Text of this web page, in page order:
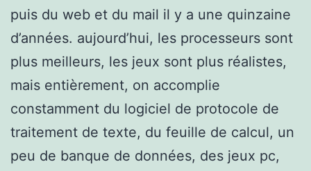
puis du web et du mail il y a une quinzaine
d’années. aujourd’hui, les processeurs sont
plus meilleurs, les jeux sont plus réalistes,
mais entièrement, on accomplie
constamment du logiciel de protocole de
traitement de texte, du feuille de calcul, un
peu de banque de données, des jeux pc,